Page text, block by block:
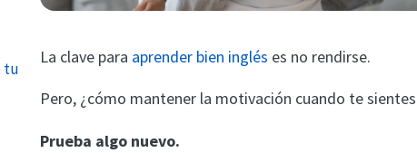
tu
La clave para aprender bien inglés es no rendirse.
Pero, ¿cómo mantener la motivación cuando te
Prueba algo nuevo.